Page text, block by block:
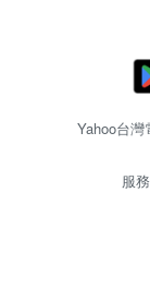
Yahoo台
服